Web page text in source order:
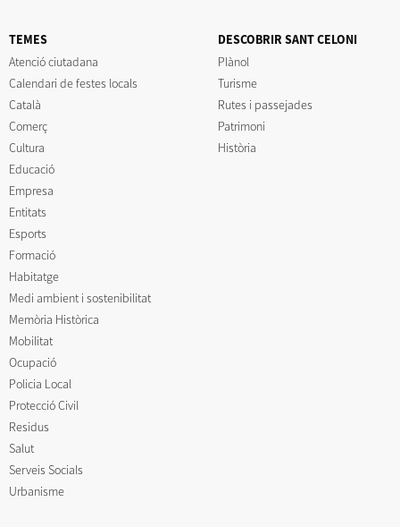
TEMES
Atenció ciutadana
Calendari de festes locals
Català
Comerç
Cultura
Educació
Empresa
Entitats
Esports
Formació
Habitatge
Medi ambient i sostenibilitat
Memòria Històrica
Mobilitat
Ocupació
Policia Local
Protecció Civil
Residus
Salut
Serveis Socials
Urbanisme
DESCOBRIR SANT CELONI
Plànol
Turisme
Rutes i passejades
Patrimoni
Història